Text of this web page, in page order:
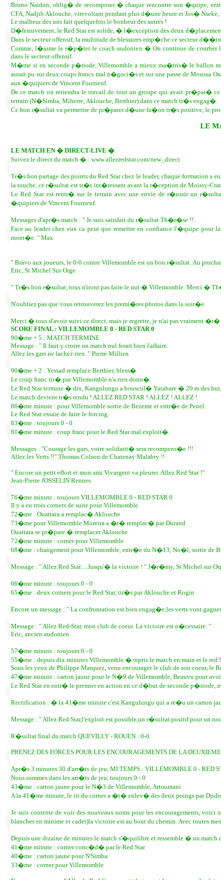
Bruno Naidon, oblig� de recomposer � chaque rencontre son �quipe,
CFA, Nadjib Aklouche, virevoltant pendant plus d�une heure et Jos�
Le malheur des uns fait quelquefois le bonheur des autres !
D�fensivement, le Red Star est solide, � l�exception des deux
Dans le secteur offensif, la multitude de blessures emp�che ce secteur
Comme, l�aime le r�p�ter le coach audonien � On continue de
dans le secteur offensif.
M�me si en seconde p�riode, Villemomble a mieux ma�tris� le ballon
aurait pu sur deux coups francs mal n�goci�s et sur une passe de
aux �quipiers de Vincent Fourneuf.
De ce match on retiendra le travail de tout un groupe qui avait pr�par�
terrain (N�Simba, Miherre, Aklouche, Berthier) dans ce match tr�s engag�.
Ce bon r�sultat va permettre de pr�parer d�une fa�on tr�s positive, le
LE
LE MATCH EN � DIRECT-LIVE �
Suivez le direct du match � : www.allezredstar.com/new_direct
Tr�s bon partage des points du Red Star chez le leader, chaque formation a
la touche, ce r�sultat est tr�s int�ressant avant la r�ception de Moissy-
Le Red Star est rentr� sur le terrain avec une envie de r�ussir un
�quipiers de Vincent Fourneuf.
Messages d'apr�s match : " Je suis satisfait du r�sultat Th�r�se !!.
Face au leader chez eux ca peut que remettre en confiance l'�quipe
mont�e. " Max
" Bravo aux joueurs, le 0-0 contre Villemomble est un bon r�sultat. Au
Eric, St Michel Sur Orge
" Tr�s bon r�sultat, tous n'iront pas faire le nul � Villemomble. Merci �
N'oubliez pas que vous retrouverez les premi�res photos dans la soir�e.
Merci � tous d'avoir suivi ce direct, mais je regrette, je n'ai pas vraiment �t�
SCORE FINAL : VILLEMOMBLE 0 - RED STAR 0
90�me + 5 : MATCH TERMINE
Message : " Il faut y croire un match nul ferait bien l'affaire.
Allez les gars ne lachez rien. " Pierre Millien
90�me + 2 : Yessad remplace Berthier, bless�
Le coup franc tir� par Villemomble n'a rien donn�.
Le Red Star termine � dix, Kangulungu a bouscul� Yatabare � 20 m des
Le match devient tr�s tendu ! ALLEZ RED STAR ! ALLEZ ! ALLEZ !
86�me minute : pour Villemomble sortie de Bezeme et entr�e de Penel.
Le Red Star essaie de faire le forcing.
83�me : toujours 0 - 0
81�me minute : coup franc pour le Red Star mal exploit�
Messages : "Courage les gars, votre solidarit� sera recompens�e !!!
Allez les Verts !!" Thomas Colson de Chatenay Malabry !!
" Encore un petit effort et mon ami Vivargent va pleurer. Allez Red Star !"
Jean-Pierre JOSSELIN Rennes
76�me minute : toujours VILLEMOMBLE 0 - RED STAR 0
Il y a eu trois corners de suite pour Villemomble.
72�me : Ouattara a remplac� Aklouche
73�me pour Villemomble Moreira a �t� remplac� par Durand
Ouattara se pr�pare � remplacer Aklouche
72�me minute : corner pour Villemomble
68�me : changement pour Villemomble, entr�e du N�13, No�l, sortie de
Message : " Allez Red Star.....Jusqu'� la victoire ! " J�r�my, St Michel sur
66�me minute : toujours 0 - 0
65�me : deux corners pour le Red Star, tir�s par Aklouche et Rogin
Encore un message : " La confrontation est bien engag�e,les verts vont
Message : " Allez Red-Star, mon club de coeur. La victoire est n�cessaire. "
Eric, ancien audonien.
57�me minute : toujours 0 - 0
55�me : depuis dix minutes Villemomble � repris le match en main et le red
Sous les yeux de Philippe Marquez, venu encourager le club de son coeur, le
47�me minute : carton jaune pour le N�9 de Villemomble, Beauvu pour
Le Red Star en entr� le premier en action en ce d�but de seconde p�riode,
Rectification : � la 41�me minute c'est Kangulungu qui a re�u un carton
Message : " Allez Red Star,l'exploit est possible,un r�sultat positif pour un
R�sultat final du match QUEVILLY - ROUEN : 0-0
PRENEZ DES FORCES POUR LES ENCOURAGEMENTS DE LA
Apr�s 3 minutes 30 d'arr�ts de jeu, MI TEMPS : VILLEMOMBLE 0 - RED
Nous sommes dans les arr�ts de jeu, toujours 0 - 0
43�me : carton jaune pour le N�3 de Villemomble, Attoumani
A la 41�me minute, le tir du corner a �t� enlev� des deux poings par
Je suis contente de voir des nouveaux noms pour les encouragements,
blanches en minime et cadet)la victoire est au bout du chemin. Avec toutes
Depuis une dizaine de minutes le match s'�quilibre et ressemble � un match
41�me minute : corner conc�d� par le Red Star
40�me : carton jaune pour N'Simba
33�me : corner pour Villemomble